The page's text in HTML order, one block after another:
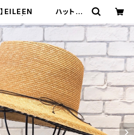
】EILEEN ハット
（シャッポ）